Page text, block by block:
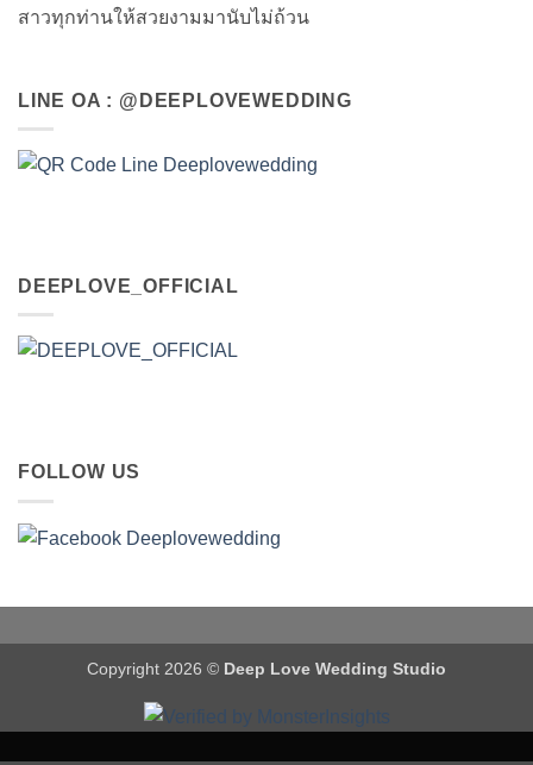
สาวทุกท่านให้สวยงามมานับไม่ถ้วน
LINE OA : @DEEPLOVEWEDDING
DEEPLOVE_OFFICIAL
FOLLOW US
Copyright 2026 © Deep Love Wedding Studio